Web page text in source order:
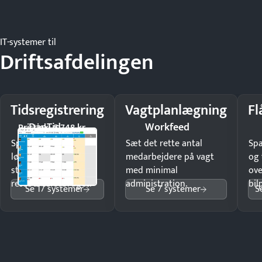
IT-systemer til
Driftsafdelingen
Tidsregistrering
DanTid
Pristjek: 5.748 kr
Spar tid på
lønberegning og få
styr på
ressourceforbruget.
Se 17 systemer
Vagtplanlægning
Workfeed
Sæt det rette antal
medarbejdere på vagt
med minimal
administration.
Se 7 systemer
og